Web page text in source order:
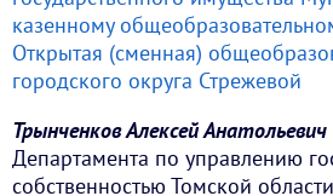
казенному
Открытая (сменная)
городского округа Стрежевой
Трынченков Алексей Анатольевич
Департамента по управлению
собственностью Томской области